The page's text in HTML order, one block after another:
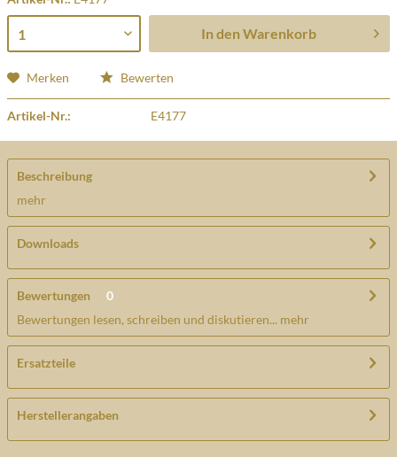
In den Warenkorb
Merken Bewerten
Artikel-Nr.: E4177
Beschreibung
mehr
Downloads
Bewertungen
0
Bewertungen lesen, schreiben und diskutieren... mehr
Ersatzteile
Herstellerangaben